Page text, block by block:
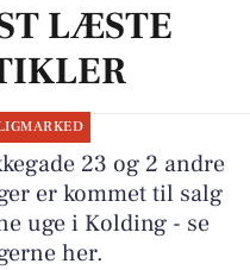
LÆSTE
23 og 2 andre
er kommet til salg
uge i Kolding - se
her.